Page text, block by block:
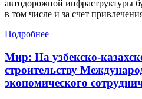
автодорожной инфраструктуры
в том числе и за счет
Подробнее
Мир: На узбекско-
строительству
экономического